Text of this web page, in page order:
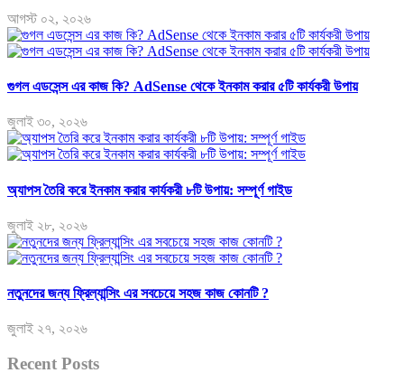
আগস্ট ০২, ২০২৬
গুগল এডসেন্স এর কাজ কি? AdSense থেকে ইনকাম করার ৫টি কার্যকরী উপায়
জুলাই ৩০, ২০২৬
অ্যাপস তৈরি করে ইনকাম করার কার্যকরী ৮টি উপায়: সম্পূর্ণ গাইড
জুলাই ২৮, ২০২৬
নতুনদের জন্য ফ্রিল্যান্সিং এর সবচেয়ে সহজ কাজ কোনটি ?
জুলাই ২৭, ২০২৬
Recent Posts